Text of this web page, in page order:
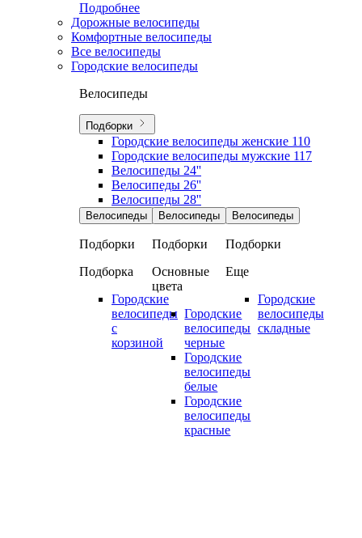
Подробнее
Дорожные велосипеды
Комфортные велосипеды
Все велосипеды
Городские велосипеды
Велосипеды
Подборки
Городские велосипеды женские 110
Городские велосипеды мужские 117
Велосипеды 24''
Велосипеды 26''
Велосипеды 28''
Велосипеды
Подборки
Подборка
Городские
велосипеды
с
корзиной
Велосипеды
Подборки
Основные
цвета
Городские
велосипеды
черные
Городские
велосипеды
белые
Городские
велосипеды
красные
Велосипеды
Подборки
Еще
Городские
велосипеды
складные